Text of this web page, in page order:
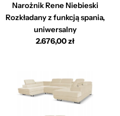
Narożnik Rene Niebieski
Rozkładany z funkcją spania,
uniwersalny
Cena
2.676,00 zł